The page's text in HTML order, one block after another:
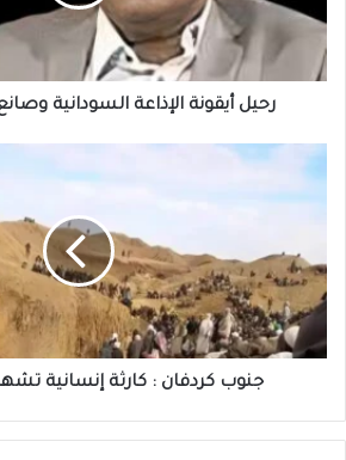
الخالدة
رحيل أيقونة الإذاعة السودانية وصانع
جنوب
كردفان
إنسانية
تشهدها
المنطقة
جنوب كردفان : كارثة إنسانية